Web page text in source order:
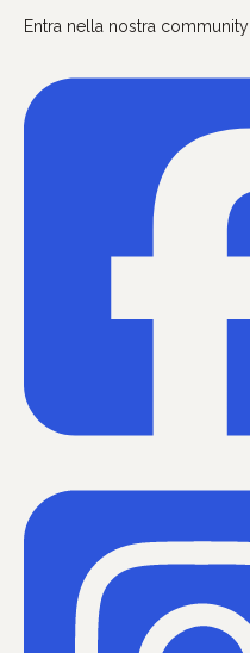
Entra nella nostra community